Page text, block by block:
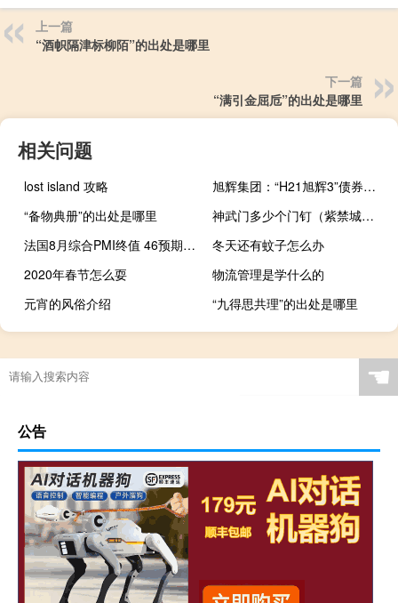
上一篇
“酒帜隔津标柳陌”的出处是哪里
下一篇
“满引金屈卮”的出处是哪里
相关问题
lost island 攻略
旭辉集团：“H21旭辉3”债券自9月28日开市起复牌
“备物典册”的出处是哪里
神武门多少个门钉（紫禁城神武门有多少门钉）
法国8月综合PMI终值 46预期46.6前值46.6
冬天还有蚊子怎么办
2020年春节怎么耍
物流管理是学什么的
元宵的风俗介绍
“九得思共理”的出处是哪里
☚
公告